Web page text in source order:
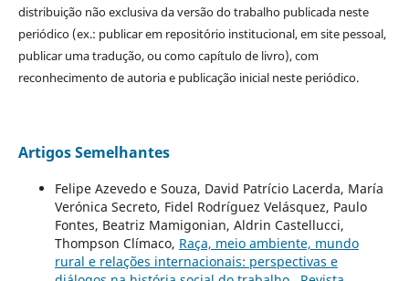
distribuição não exclusiva da versão do trabalho publicada neste
periódico (ex.: publicar em repositório institucional, em site pessoal,
publicar uma tradução, ou como capítulo de livro), com
reconhecimento de autoria e publicação inicial neste periódico.
Artigos Semelhantes
Felipe Azevedo e Souza, David Patrício Lacerda, María
Verónica Secreto, Fidel Rodríguez Velásquez, Paulo
Fontes, Beatriz Mamigonian, Aldrin Castellucci,
Thompson Clímaco, Raça, meio ambiente, mundo
rural e relações internacionais: perspectivas e